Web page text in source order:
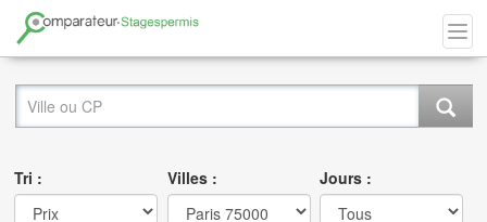
Tri : Villes : Jours :